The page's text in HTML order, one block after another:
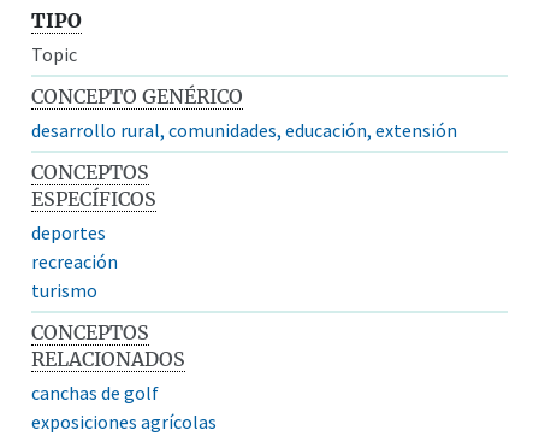
TIPO
Topic
CONCEPTO GENÉRICO
desarrollo rural, comunidades, educación, extensión
CONCEPTOS
ESPECÍFICOS
deportes
recreación
turismo
CONCEPTOS
RELACIONADOS
canchas de golf
exposiciones agrícolas